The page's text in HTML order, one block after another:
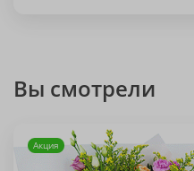
Вы смотрели
Акция